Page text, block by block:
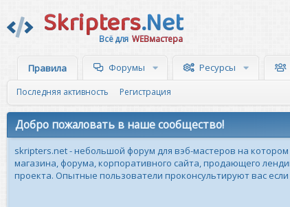
Skripters.Net
Всё для WEBмастера
Правила Форумы Ресурсы
Последняя активность Регистрация
Добро пожаловать в наше сообщество!
skripters.net - небольшой форум для вэб-мастеров на
магазина, форума, корпоративного сайта, продающего
проекта. Опытные пользователи проконсультируют вас